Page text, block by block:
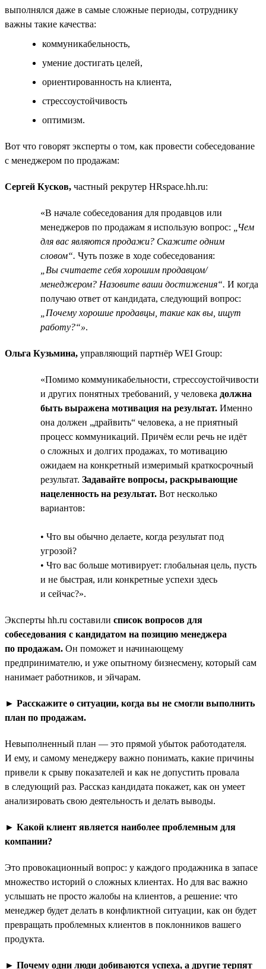
выполнялся даже в самые сложные периоды, сотруднику
важны такие качества:
коммуникабельность,
умение достигать целей,
ориентированность на клиента,
стрессоустойчивость
оптимизм.
Вот что говорят эксперты о том, как провести собеседование
с менеджером по продажам:
Сергей Кусков, частный рекрутер HRspace.hh.ru:
«В начале собеседования для продавцов или
менеджеров по продажам я использую вопрос:
„Чем
для вас являются продажи? Скажите одним
словом“. Чуть позже в ходе собеседования:
„Вы считаете себя хорошим продавцом/
менеджером? Назовите ваши достижения“. И когда
получаю ответ от кандидата, следующий вопрос:
„Почему хорошие продавцы, такие как вы, ищут
работу?“».
Ольга Кузьмина, управляющий партнёр WEI Group:
«Помимо коммуникабельности, стрессоустойчивости
и других понятных требований, у человека должна
быть выражена мотивация на результат. Именно
она должен „драйвить“ человека, а не приятный
процесс коммуникаций. Причём если речь не идёт
о сложных и долгих продажах, то мотивацию
ожидаем на конкретный измеримый краткосрочный
результат. Задавайте вопросы, раскрывающие
нацеленность на результат. Вот несколько
вариантов:
• Что вы обычно делаете, когда результат под
угрозой?
• Что вас больше мотивирует: глобальная цель, пусть
и не быстрая, или конкретные успехи здесь
и сейчас?».
Эксперты hh.ru составили список вопросов для
собеседования с кандидатом на позицию менеджера
по продажам. Он поможет и начинающему
предпринимателю, и уже опытному бизнесмену, который сам
нанимает работников, и эйчарам.
► Расскажите о ситуации, когда вы не смогли выполнить
план по продажам.
Невыполненный план — это прямой убыток работодателя.
И ему, и самому менеджеру важно понимать, какие причины
привели к срыву показателей и как не допустить провала
в следующий раз. Рассказ кандидата покажет, как он умеет
анализировать свою деятельность и делать выводы.
► Какой клиент является наиболее проблемным для
компании?
Это провокационный вопрос: у каждого продажника в запасе
множество историй о сложных клиентах. Но для вас важно
услышать не просто жалобы на клиентов, а решение: что
менеджер будет делать в конфликтной ситуации, как он будет
превращать проблемных клиентов в поклонников вашего
продукта.
► Почему одни люди добиваются успеха, а другие терпят